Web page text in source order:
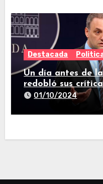
Destacada
Un día antes de
redobló sus
nacionales
01/10/2024